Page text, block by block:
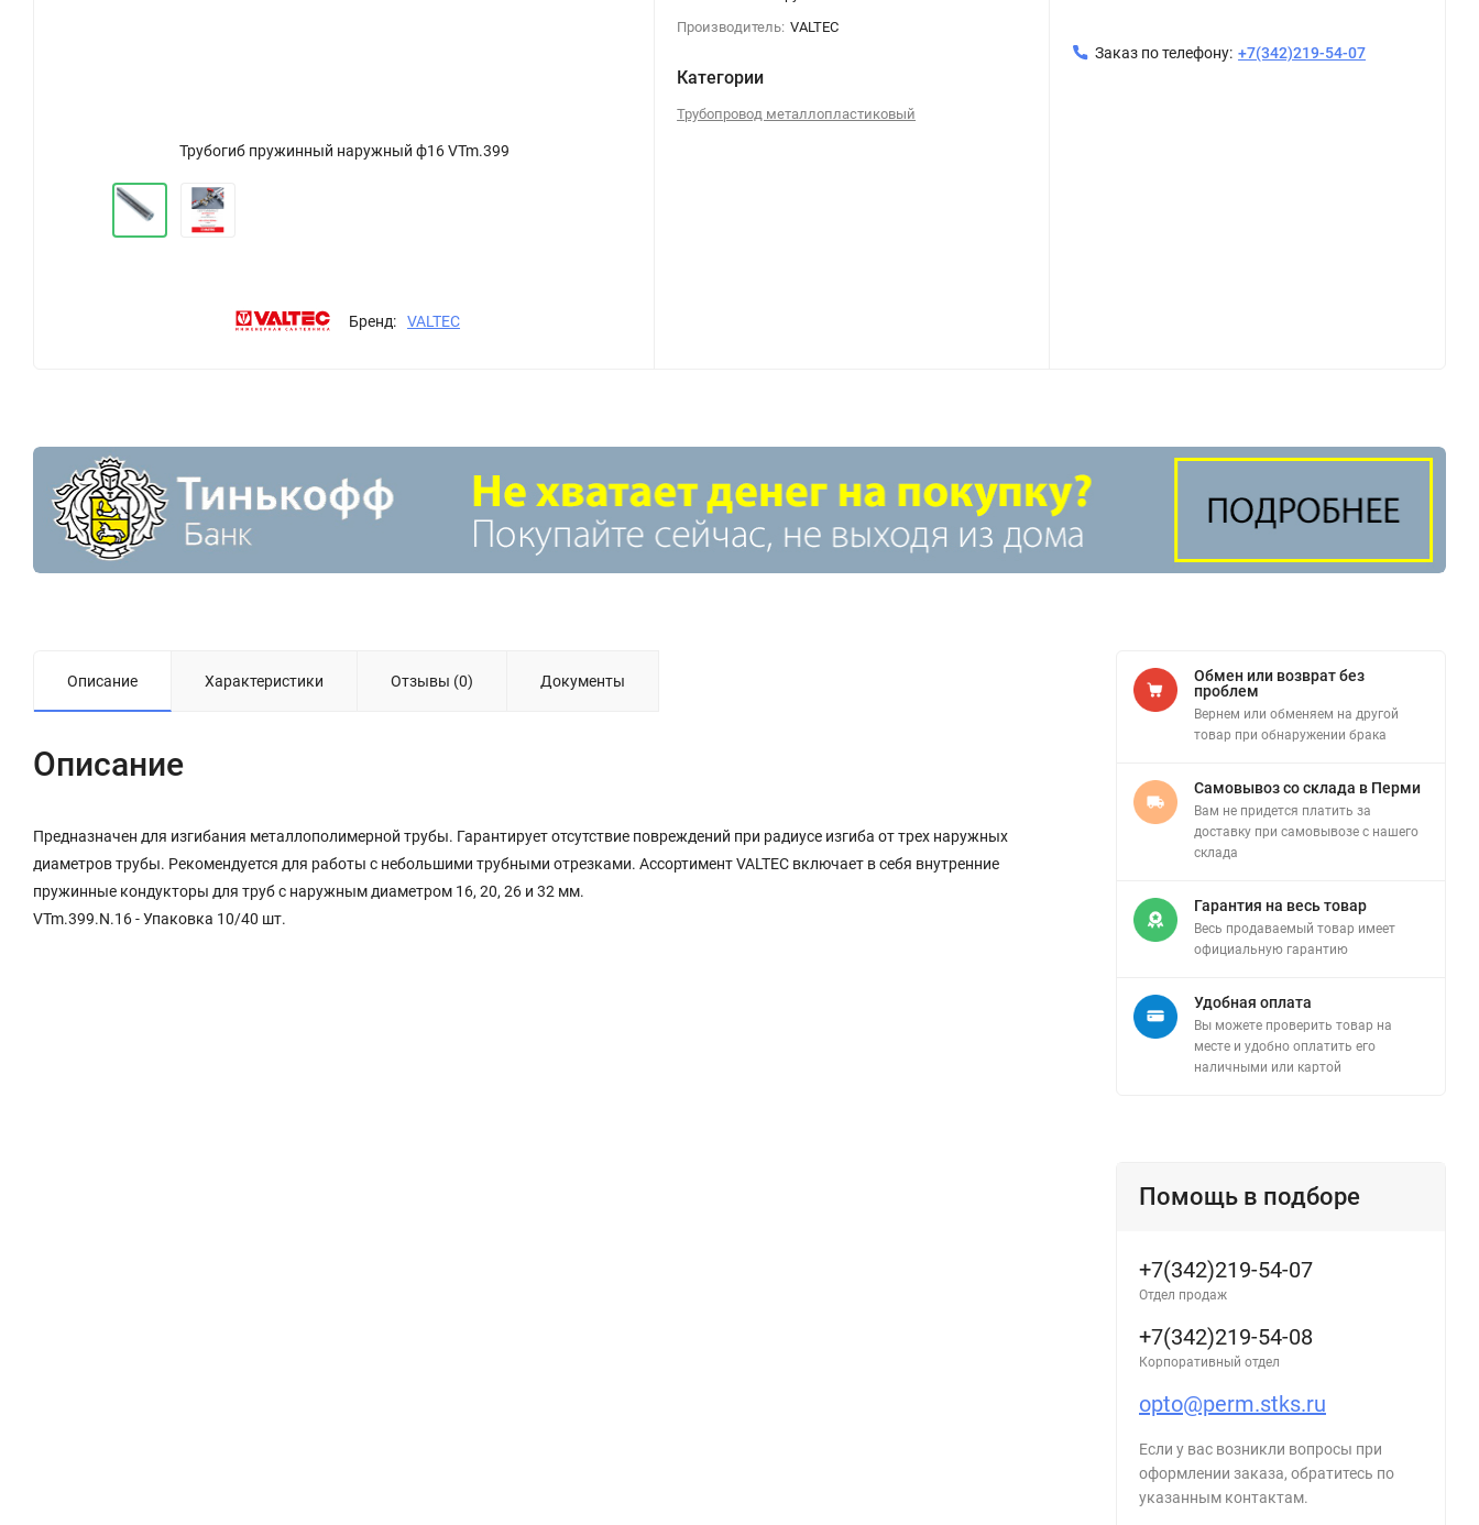
Трубогиб пружинный наружный ф16 VTm.399
Бренд: VALTEC
Производитель: VALTEC
Категории
Трубопровод металлопластиковый
Заказ по телефону: +7(342)219-54-07
Описание Характеристики Отзывы (0) Документы
Описание
Предназначен для изгибания металлополимерной трубы. Гарантирует отсутствие повреждений при радиусе изгиба от трех наружных
диаметров трубы. Рекомендуется для работы с небольшими трубными отрезками. Ассортимент VALTEC включает в себя внутренние
пружинные кондукторы для труб с наружным диаметром 16, 20, 26 и 32 мм.
VTm.399.N.16 - Упаковка 10/40 шт.
Обмен или возврат без
проблем
Вернем или обменяем на другой
товар при обнаружении брака
Самовывоз со склада в Перми
Вам не придется платить за
доставку при самовывозе с нашего
склада
Гарантия на весь товар
Весь продаваемый товар имеет
официальную гарантию
Удобная оплата
Вы можете проверить товар на
месте и удобно оплатить его
наличными или картой
Помощь в подборе
+7(342)219-54-07
Отдел продаж
+7(342)219-54-08
Корпоративный отдел
opto@perm.stks.ru
Если у вас возникли вопросы при
оформлении заказа, обратитесь по
указанным контактам.